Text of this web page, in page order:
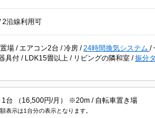
2沿線利用可
場 / エアコン2台 /冷房 /24時間換気システム /
具付 / LDK15畳以上 / リビングの隣和室 /振分
1台 （16,500円/月） ※20m / 自転車置き場
表示は1台分の表示となります。